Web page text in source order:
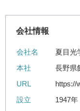
会社情報
会社名
夏目光
本社
長野県
URL
https://
設立
1947